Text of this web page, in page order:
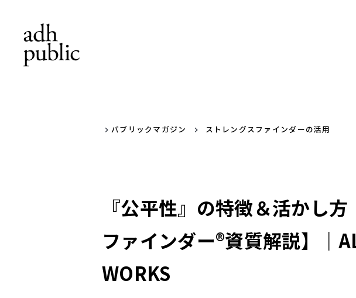
パブリックマガジン ストレングスファインダーの活用
『公平性』の特徴＆活かし
ファインダー®資質解説】｜
WORKS